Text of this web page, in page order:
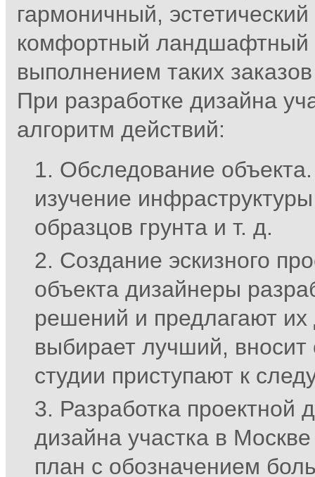
гармоничный,
комфортный ландшафтный
выполнением таких
При разработке дизайна
алгоритм действий:
Обследование
изучение
образцов грунта и т. д.
Создание эскизного
объекта дизайнеры
решений и предлагают их
выбирает лучший, вносит
студии приступают к
Разработка проектной
дизайна участка в
план с обозначением